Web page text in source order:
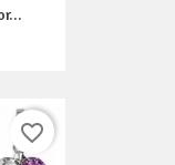
favorite_border